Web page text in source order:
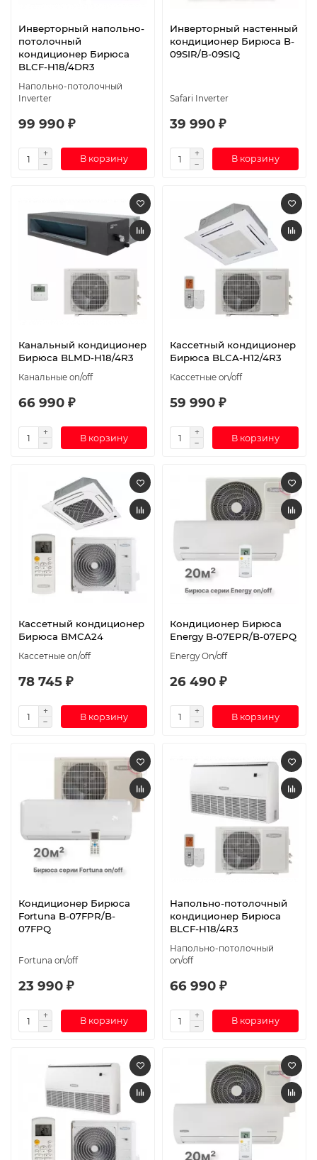
Инверторный напольно-
потолочный
кондиционер Бирюса
BLCF-H18/4DR3
Напольно-потолочный
Inverter
99 990 ₽
В корзину
Инверторный настенный
кондиционер Бирюса B-
09SIR/B-09SIQ
Safari Inverter
39 990 ₽
В корзину
Канальный кондиционер
Бирюса BLMD-H18/4R3
Канальные on/off
66 990 ₽
В корзину
Кассетный кондиционер
Бирюса BLCA-H12/4R3
Кассетные on/off
59 990 ₽
В корзину
Кассетный кондиционер
Бирюса BMCA24
Кассетные on/off
78 745 ₽
В корзину
Кондиционер Бирюса
Energy B-07EPR/B-07EPQ
Energy On/off
26 490 ₽
В корзину
Кондиционер Бирюса
Fortuna B-07FPR/B-
07FPQ
Fortuna on/off
23 990 ₽
В корзину
Напольно-потолочный
кондиционер Бирюса
BLCF-H18/4R3
Напольно-потолочный
on/off
66 990 ₽
В корзину